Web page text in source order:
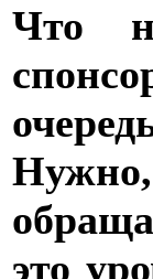
Что
Нужно,
это